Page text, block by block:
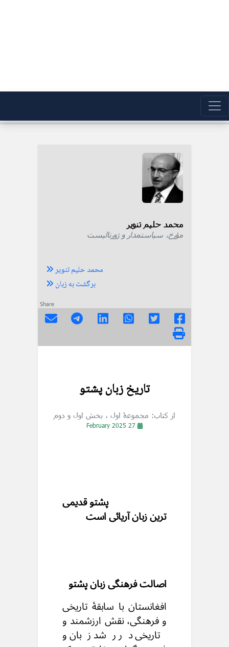
محمد حلیم تنویر
مؤرخ، سیاستمدار و ژورنالیست
محمد حلیم تنویر
برگشت به زبان
Share
تاريخ زبان پشتو
از کتاب: مجموعۀ اول ، بخش اول و دوم
27 February 2025
پشتو قدیمی
ترین زبان آریائی است
اصالت فرهنگی زبان پشتو
افغانستان با سابقۀ تاریخی
و فرهنگی، نقش ارزشمند و
تاریخی در رشد زبان و